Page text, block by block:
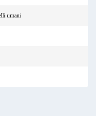
umani